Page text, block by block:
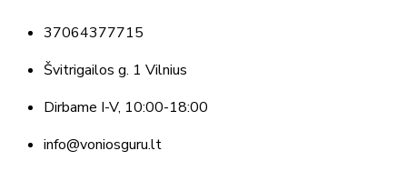
37064377715
Švitrigailos g. 1 Vilnius
Dirbame I-V, 10:00-18:00
info@voniosguru.lt